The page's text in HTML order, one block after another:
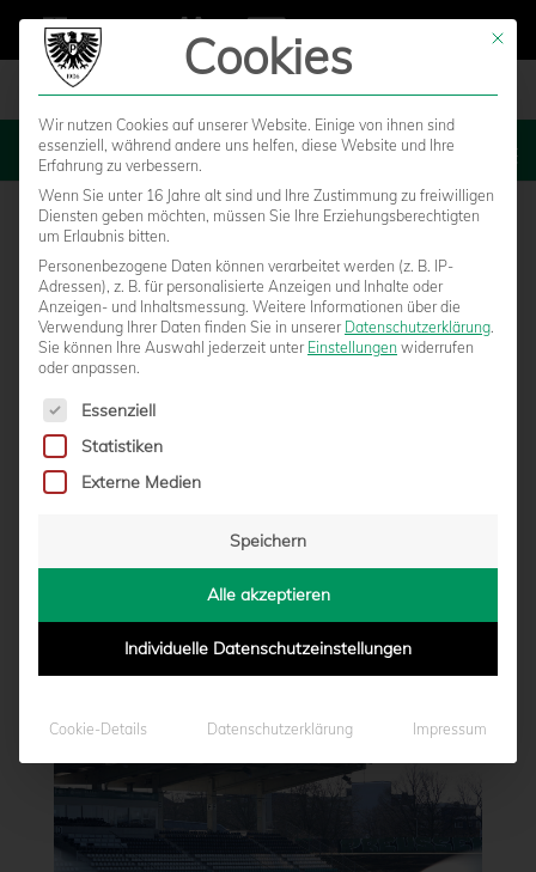
MENU
PREUSSENSTADION ALS A
OCHOLT
vonMarcel Weskamp|05.03.2024 - 15:09
Mit
Cookies
Wir nutzen Cookies auf unserer Website. Einige von ihnen sind
essenziell, während andere uns helfen, diese Website und Ihre
Erfahrung zu verbessern.
Wenn Sie unter 16 Jahre alt sind und Ihre Zustimmung zu freiwilligen
Diensten geben möchten, müssen Sie Ihre Erziehungsberechtigten
um Erlaubnis bitten.
Personenbezogene Daten können verarbeitet werden (z. B. IP-
Adressen), z. B. für personalisierte Anzeigen und Inhalte oder
Anzeigen- und Inhaltsmessung. Weitere Informationen über die
Verwendung Ihrer Daten finden Sie in unserer Datenschutzerklärung.
Sie können Ihre Auswahl jederzeit unter Einstellungen widerrufen
oder anpassen.
Es folgt eine Liste der Service-Gruppen, für die eine
Essenziell
Statistiken
Externe Medien
Speichern
Alle akzeptieren
Individuelle Datenschutzeinstellungen
Cookie-Details Datenschutzerklärung Impressum